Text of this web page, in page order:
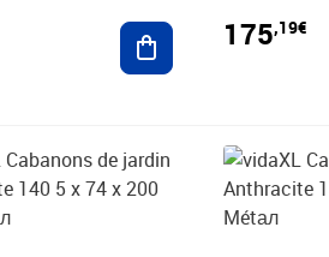
Ajouter au panier
175,19€
Prix 176,15€